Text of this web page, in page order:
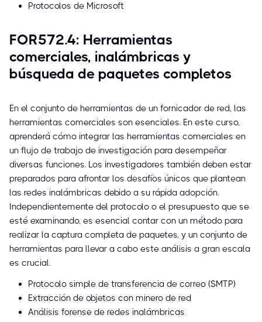
Protocolos de Microsoft
FOR572.4: Herramientas
comerciales, inalámbricas y
búsqueda de paquetes completos
En el conjunto de herramientas de un fornicador de red, las
herramientas comerciales son esenciales. En este curso,
aprenderá cómo integrar las herramientas comerciales en
un flujo de trabajo de investigación para desempeñar
diversas funciones. Los investigadores también deben estar
preparados para afrontar los desafíos únicos que plantean
las redes inalámbricas debido a su rápida adopción.
Independientemente del protocolo o el presupuesto que se
esté examinando, es esencial contar con un método para
realizar la captura completa de paquetes, y un conjunto de
herramientas para llevar a cabo este análisis a gran escala
es crucial.
Protocolo simple de transferencia de correo (SMTP)
Extracción de objetos con minero de red
Análisis forense de redes inalámbricas